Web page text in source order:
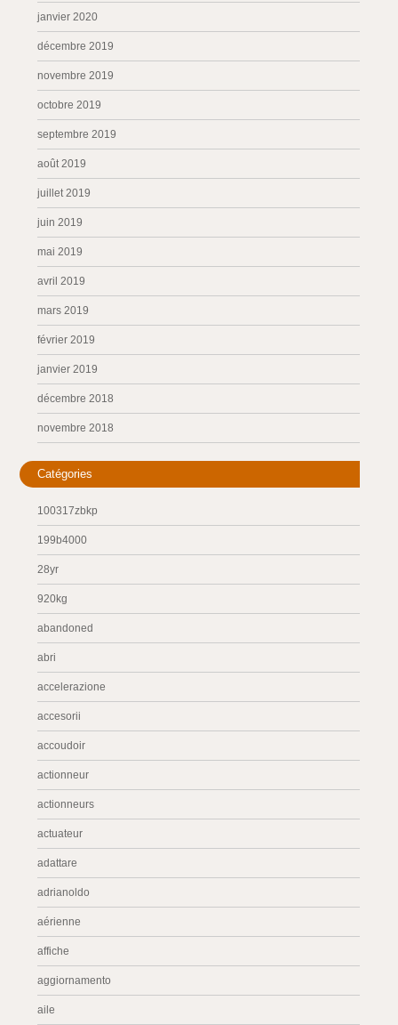
janvier 2020
décembre 2019
novembre 2019
octobre 2019
septembre 2019
août 2019
juillet 2019
juin 2019
mai 2019
avril 2019
mars 2019
février 2019
janvier 2019
décembre 2018
novembre 2018
Catégories
100317zbkp
199b4000
28yr
920kg
abandoned
abri
accelerazione
accesorii
accoudoir
actionneur
actionneurs
actuateur
adattare
adrianoldo
aérienne
affiche
aggiornamento
aile